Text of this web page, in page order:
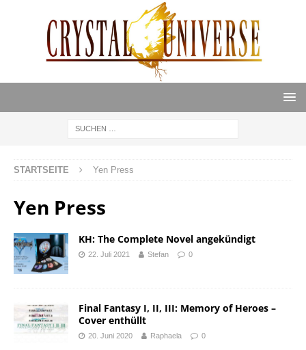
STARTSEITE Yen Press
Yen Press
KH: The Complete Novel angekündigt
22. Juli 2021 Stefan 0
Final Fantasy I, II, III: Memory of Heroes –
Cover enthüllt
20. Juni 2020 Raphaela 0